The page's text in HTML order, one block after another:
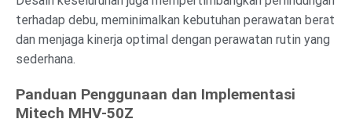
terhadap debu, meminimalkan kebutuhan perawatan berat
dan menjaga kinerja optimal dengan perawatan rutin yang
sederhana.
Panduan Penggunaan dan Implementasi
Mitech MHV-50Z